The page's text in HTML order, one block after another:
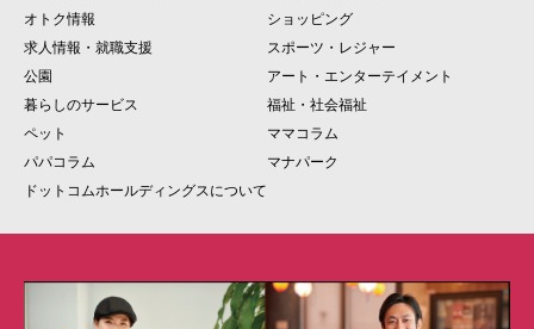
オトク情報
ショッピング
求人情報・就職支援
スポーツ・レジャー
公園
アート・エンターテイメント
暮らしのサービス
福祉・社会福祉
ペット
ママコラム
パパコラム
マナパーク
ドットコムホールディングスについて